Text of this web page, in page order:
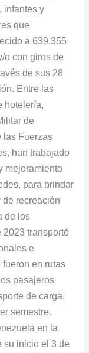
infantes y
que
a 639.355
o con giros de
de sus 28
Entre las
hotelería,
de
las Fuerzas
han trabajado
mejoramiento
para brindar
recreación
de los
2023 transportó
e
en rutas
pasajeros
de carga,
semestre.
en la
su inicio el 3 de